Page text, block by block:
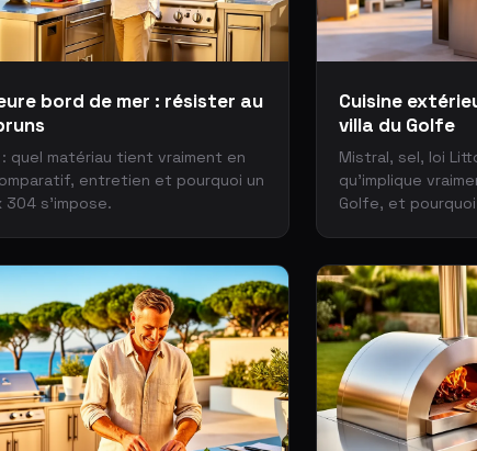
bord de mer : résister au
: quel matériau tient vraiment en
entretien et pourquoi un
304 s'impose.
Cuisine
villa du Golfe
Mistral, sel, loi
qu’implique
Golfe, et